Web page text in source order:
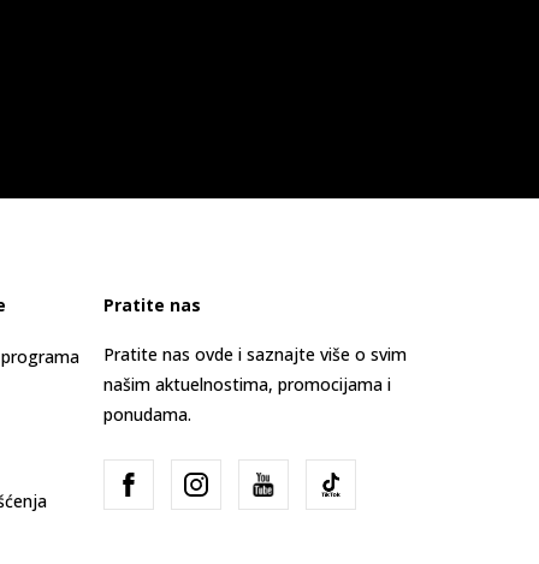
Pratite nas
Pratite nas ovde i saznajte više o svim
našim aktuelnostima, promocijama i
ponudama.